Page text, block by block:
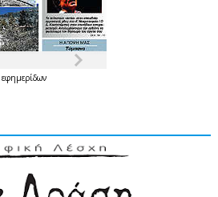
εφημερίδων